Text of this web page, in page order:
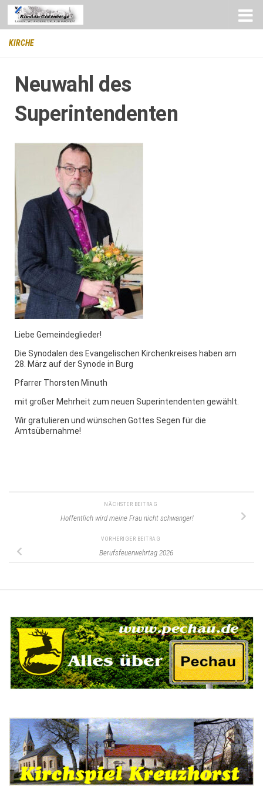
Zum Inhalt springen
KIRCHE
Neuwahl des
Superintendenten
Liebe Gemeindeglieder!
Die Synodalen des Evangelischen Kirchenkreises haben am
28. März auf der Synode in Burg
Pfarrer Thorsten Minuth
mit großer Mehrheit zum neuen Superintendenten gewählt.
Wir gratulieren und wünschen Gottes Segen für die
Amtsübernahme!
NÄCHSTER BEITRAG
Hoffentlich wird meine Frau nicht schwanger!
VORHERIGER BEITRAG
Berufsfeuerwehrtag 2026